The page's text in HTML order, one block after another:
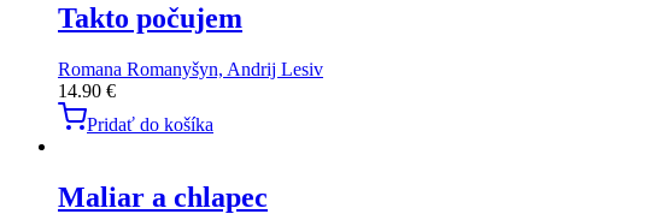
Takto počujem
Romana Romanyšyn, Andrij Lesiv
14.90 €
Pridať do košíka
Maliar a chlapec